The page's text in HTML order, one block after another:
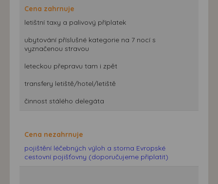
Cena zahrnuje
letištní taxy a palivový příplatek
ubytování příslušné kategorie na 7 nocí s
vyznačenou stravou
leteckou přepravu tam i zpět
transfery letiště/hotel/letiště
činnost stálého delegáta
Cena nezahrnuje
pojištění léčebných výloh a storna Evropské
cestovní pojišťovny (doporučujeme připlatit)